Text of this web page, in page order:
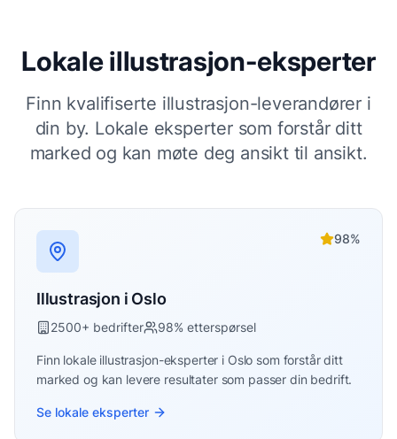
Lokaleillustrasjon-eksperter
Finn kvalifiserte illustrasjon-leverandører i
din by. Lokale eksperter som forstår ditt
marked og kan møte deg ansikt til ansikt.
98%
Illustrasjon i Oslo
2500+ bedrifter 98% etterspørsel
Finn lokale illustrasjon-eksperter i Oslo som forstår ditt
marked og kan levere resultater som passer din bedrift.
Se lokale eksperter